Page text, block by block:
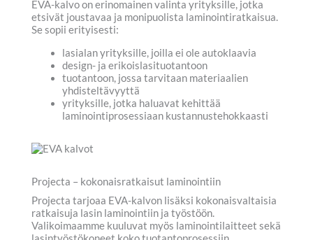
EVA-kalvo on erinomainen valinta yrityksille, jotka
etsivät joustavaa ja monipuolista laminointiratkaisua.
Se sopii erityisesti:
lasialan yrityksille, joilla ei ole autoklaavia
design- ja erikoislasituotantoon
tuotantoon, jossa tarvitaan materiaalien
yhdisteltävyyttä
yrityksille, jotka haluavat kehittää
laminointiprosessiaan kustannustehokkaasti
Projecta – kokonaisratkaisut laminointiin
Projecta tarjoaa EVA-kalvon lisäksi kokonaisvaltaisia
ratkaisuja lasin laminointiin ja työstöön.
Valikoimaamme kuuluvat myös laminointilaitteet sekä